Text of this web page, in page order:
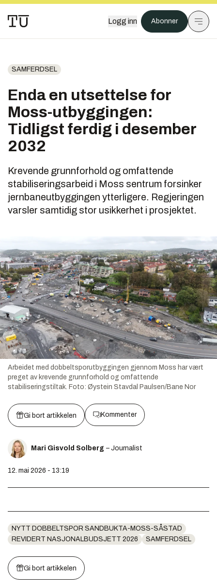
Logg inn Abonner
SAMFERDSEL
Enda en utsettelse for
Moss-utbyggingen:
Tidligst ferdig i desember
2032
Krevende grunnforhold og omfattende
stabiliseringsarbeid i Moss sentrum forsinker
jernbaneutbyggingen ytterligere. Regjeringen
varsler samtidig stor usikkerhet i prosjektet.
Arbeidet med dobbeltsporutbyggingen gjennom Moss har vært
preget av krevende grunnforhold og omfattende
stabiliseringstiltak. Foto: Øystein Stavdal Paulsen/Bane Nor
Gi bort artikkelen Kommenter
Mari Gisvold Solberg – Journalist
12. mai 2026 - 13:19
NYTT DOBBELTSPOR SANDBUKTA-MOSS-SÅSTAD
REVIDERT NASJONALBUDSJETT 2026
SAMFERDSEL
Gi bort artikkelen